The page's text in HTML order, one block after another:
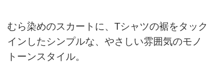
むら染めのスカートに、Tシャツの裾をタック
インしたシンプルな、やさしい雰囲気のモノ
トーンスタイル。